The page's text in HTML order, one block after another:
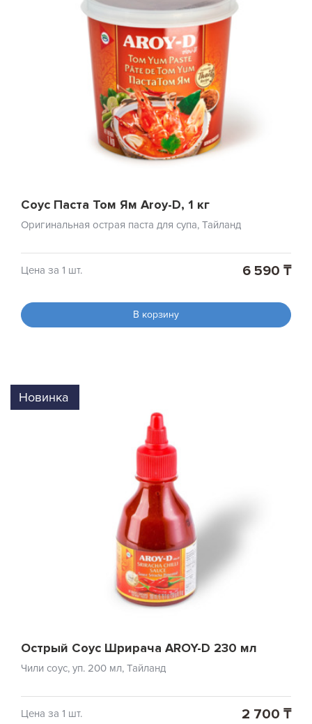
Соус Паста Том Ям Aroy-D, 1 кг
Оригинальная острая паста для супа, Тайланд
Цена за 1 шт. 6 590 ₸
В корзину
Новинка
Острый Соус Шрирача AROY-D 230 мл
Чили соус, уп. 200 мл, Тайланд
Цена за 1 шт. 2 700 ₸